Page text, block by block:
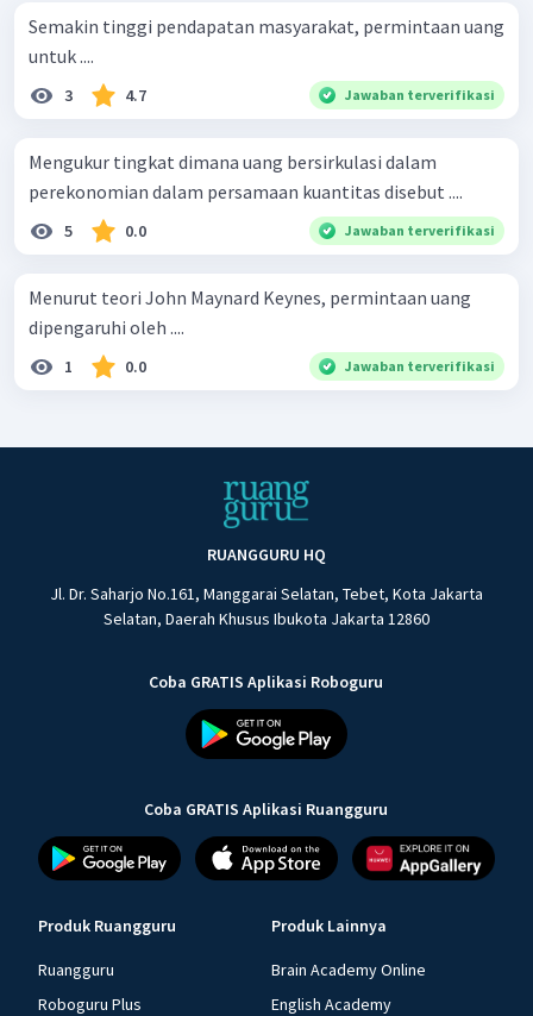
Semakin tinggi pendapatan masyarakat, permintaan uang
untuk ....
3 4.7 Jawaban terverifikasi
Mengukur tingkat dimana uang bersirkulasi dalam
perekonomian dalam persamaan kuantitas disebut ....
5 0.0 Jawaban terverifikasi
Menurut teori John Maynard Keynes, permintaan uang
dipengaruhi oleh ....
1 0.0 Jawaban terverifikasi
RUANGGURU HQ
Jl. Dr. Saharjo No.161, Manggarai Selatan, Tebet, Kota Jakarta
Selatan, Daerah Khusus Ibukota Jakarta 12860
Coba GRATIS Aplikasi Roboguru
Coba GRATIS Aplikasi Ruangguru
Produk Ruangguru
Ruangguru
Roboguru Plus
Produk Lainnya
Brain Academy Online
English Academy